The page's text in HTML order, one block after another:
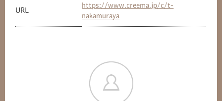
URL
https://www.creema.jp/c/t-
nakamuraya